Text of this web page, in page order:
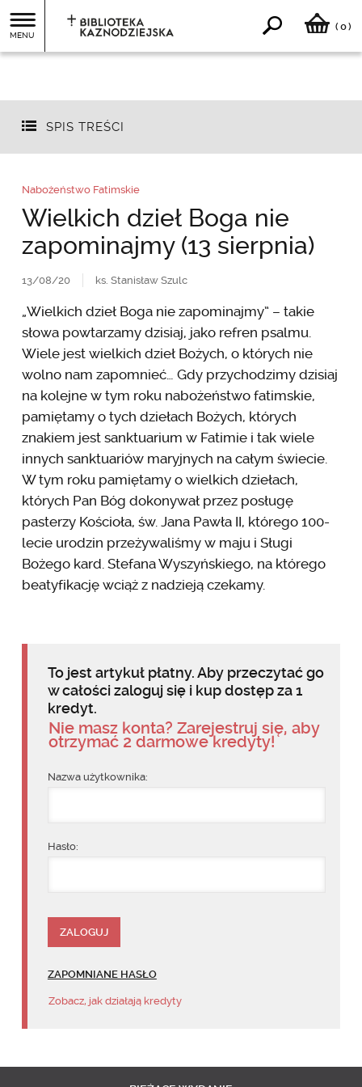
MENU
( 0)
SPIS TREŚCI
Nabożeństwo Fatimskie
Wielkich dzieł Boga nie
zapominajmy (13 sierpnia)
13/08/20 ks. Stanisław Szulc
„Wielkich dzieł Boga nie zapominajmy” – takie
słowa powtarzamy dzisiaj, jako refren psalmu.
Wiele jest wielkich dzieł Bożych, o których nie
wolno nam zapomnieć… Gdy przychodzimy dzisiaj
na kolejne w tym roku nabożeństwo fatimskie,
pamiętamy o tych dziełach Bożych, których
znakiem jest sanktuarium w Fatimie i tak wiele
innych sanktuariów maryjnych na całym świecie.
W tym roku pamiętamy o wielkich dziełach,
których Pan Bóg dokonywał przez posługę
pasterzy Kościoła, św. Jana Pawła II, którego 100-
lecie urodzin przeżywaliśmy w maju i Sługi
Bożego kard. Stefana Wyszyńskiego, na którego
beatyfikację wciąż z nadzieją czekamy.
To jest artykuł płatny. Aby przeczytać go
w całości zaloguj się i kup dostęp za 1
kredyt.
Nie masz konta? Zarejestruj się, aby
otrzymać 2 darmowe kredyty!
Nazwa użytkownika:
Hasło:
ZAPOMNIANE HASŁO
Zobacz, jak działają kredyty